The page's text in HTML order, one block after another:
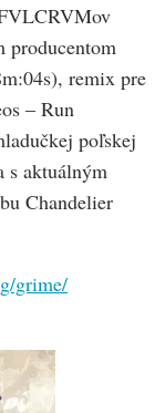
producentom
remix pre
– Run
poľskej
s aktuálným
Chandelier
grime/